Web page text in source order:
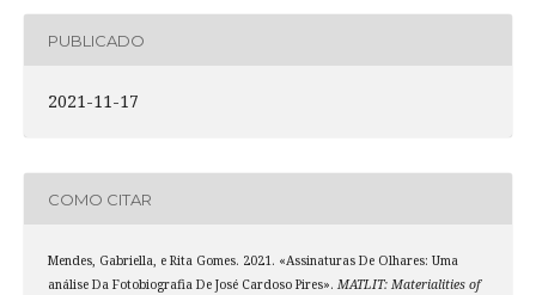
PUBLICADO
2021-11-17
COMO CITAR
Mendes, Gabriella, e Rita Gomes. 2021. «Assinaturas De Olhares: Uma
análise Da Fotobiografia De José Cardoso Pires». MATLIT: Materialities of